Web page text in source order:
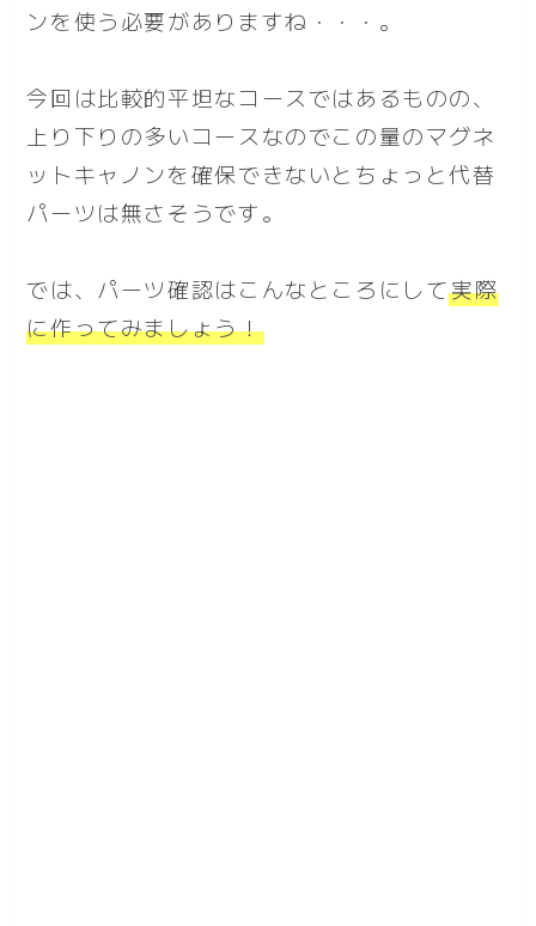
ンを使う必要がありますね・・・。
今回は比較的平坦なコースではあるものの、
上り下りの多いコースなのでこの量のマグネ
ットキャノンを確保できないとちょっと代替
パーツは無さそうです。
では、パーツ確認はこんなところにして実際
に作ってみましょう！